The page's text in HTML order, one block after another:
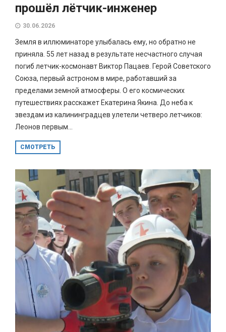
прошёл лётчик-инженер
30.06.2026
Земля в иллюминаторе улыбалась ему, но обратно не
приняла. 55 лет назад в результате несчастного случая
погиб летчик-космонавт Виктор Пацаев. Герой Советского
Союза, первый астроном в мире, работавший за
пределами земной атмосферы. О его космических
путешествиях расскажет Екатерина Якина. До неба к
звездам из калининградцев улетели четверо летчиков:
Леонов первым...
СМОТРЕТЬ